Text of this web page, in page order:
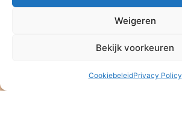
Weigeren
Bekijk voorkeuren
CookiebeleidPrivacy Policy